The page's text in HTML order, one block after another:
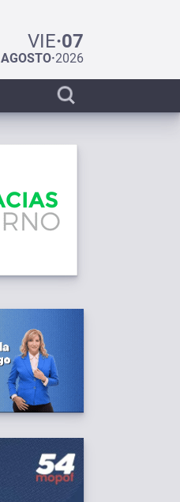
VIE·07
AGOSTO·2026
Display
search